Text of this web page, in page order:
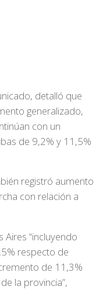
detalló que
generalizado,
con un
de 9,2% y 11,5%
registró aumento
con relación a
Aires “incluyendo
respecto de
de 11,3%
la provincia”,